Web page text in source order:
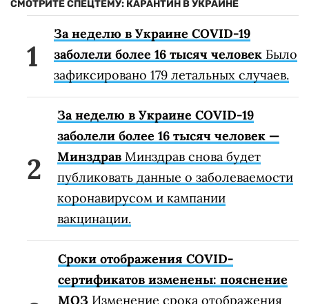
СМОТРИТЕ СПЕЦТЕМУ: КАРАНТИН В УКРАИНЕ
За неделю в Украине COVID-19
заболели более 16 тысяч человек Было
зафиксировано 179 летальных случаев.
За неделю в Украине COVID-19
заболели более 16 тысяч человек —
Минздрав Минздрав снова будет
публиковать данные о заболеваемости
коронавирусом и кампании
вакцинации.
Сроки отображения COVID-
сертификатов изменены: пояснение
МОЗ Изменение срока отображения